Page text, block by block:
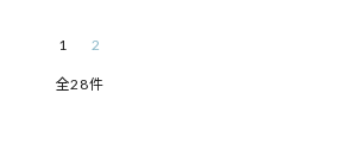
1 2
全28件